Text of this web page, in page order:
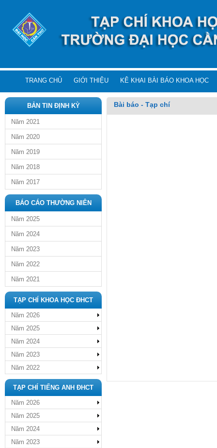
TRANG CHỦ GIỚI THIỆU KÊ KHAI BÀI BÁO KHOA HỌC
BẢN TIN ĐỊNH KỲ
Năm 2021
Năm 2020
Năm 2019
Năm 2018
Năm 2017
BÁO CÁO THƯỜNG NIÊN
Năm 2025
Năm 2024
Năm 2023
Năm 2022
Năm 2021
TẠP CHÍ KHOA HỌC ĐHCT
Năm 2026
Năm 2025
Năm 2024
Năm 2023
Năm 2022
TẠP CHÍ TIẾNG ANH ĐHCT
Năm 2026
Năm 2025
Năm 2024
Năm 2023
Bài báo - Tạp chí